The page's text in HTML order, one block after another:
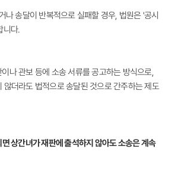
나 송달이 반복적으로 실패할 경우, 법원은 '공시
니다.
나 관보 등에 소송 서류를 공고하는 방식으로,
않더라도 법적으로 송달된 것으로 간주하는 제도
상간녀가 재판에 출석하지 않아도 소송은 계속